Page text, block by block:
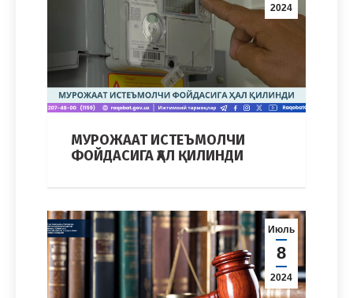
2024
МУРОЖААТ ИСТЕЪМОЛЧИ
ФОЙДАСИГА ҲАЛ ҚИЛИНДИ
Июль
8
2024